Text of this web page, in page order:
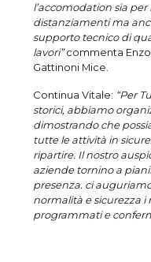
l’accomodation sia
distanziamenti ma
supporto tecnico di
lavori”commenta
Gattinoni Mice.
Continua Vitale: “Per
storici, abbiamo
dimostrando che
tutte le attività in
ripartire. Il nostro
aziende tornino a
presenza. ci
normalità e sicurezza
programmati e